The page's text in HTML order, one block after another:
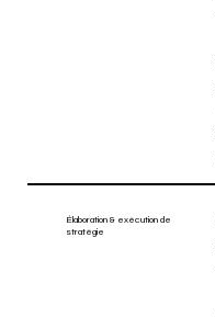
Élaboration & exécution de
stratégie